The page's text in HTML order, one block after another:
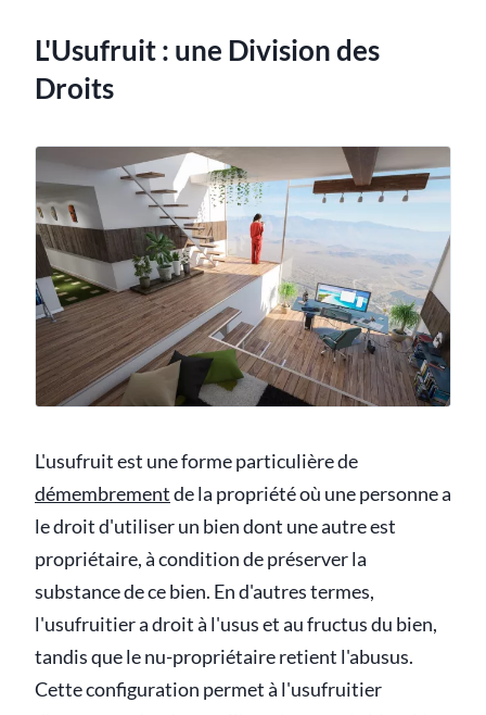
L'Usufruit : une Division des
Droits
L'usufruit est une forme particulière de
démembrementde la propriété où une personne a
le droit d'utiliser un bien dont une autre est
propriétaire, à condition de préserver la
substance de ce bien. En d'autres termes,
l'usufruitier a droit à l'usus et au fructus du bien,
tandis que le nu-propriétaire retient l'abusus.
Cette configuration permet à l'usufruitier